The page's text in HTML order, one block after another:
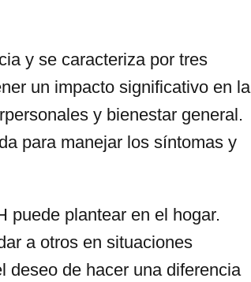
y se caracteriza por tres
un impacto significativo en la
y bienestar general.
para manejar los síntomas y
puede plantear en el hogar.
a otros en situaciones
deseo de hacer una diferencia